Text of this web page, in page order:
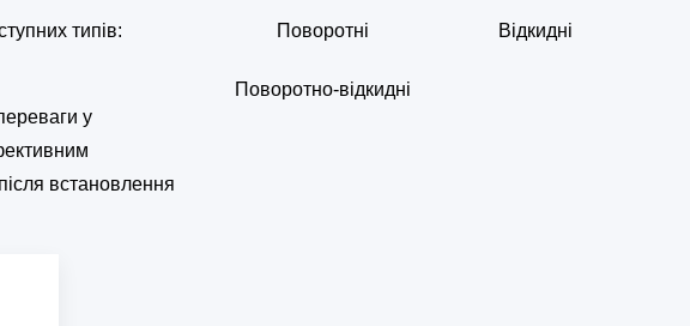
типів:
у
встановлення
Поворотні Відкидні
Поворотно-відкидні